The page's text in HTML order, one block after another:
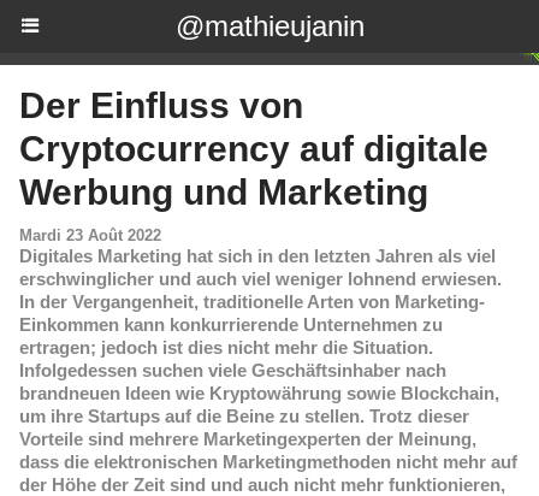
@mathieujanin
​Der Einfluss von
Cryptocurrency auf digitale
Werbung und Marketing
Mardi 23 Août 2022
Digitales Marketing hat sich in den letzten Jahren als viel
erschwinglicher und auch viel weniger lohnend erwiesen.
In der Vergangenheit, traditionelle Arten von Marketing-
Einkommen kann konkurrierende Unternehmen zu
ertragen; jedoch ist dies nicht mehr die Situation.
Infolgedessen suchen viele Geschäftsinhaber nach
brandneuen Ideen wie Kryptowährung sowie Blockchain,
um ihre Startups auf die Beine zu stellen. Trotz dieser
Vorteile sind mehrere Marketingexperten der Meinung,
dass die elektronischen Marketingmethoden nicht mehr auf
der Höhe der Zeit sind und auch nicht mehr funktionieren,